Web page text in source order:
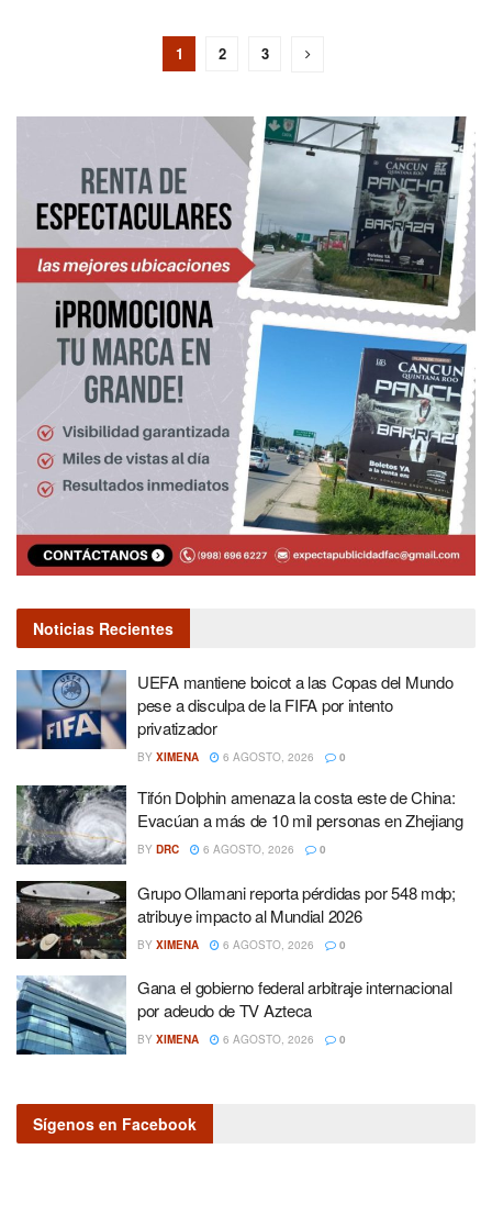
1 2 3
Noticias Recientes
UEFA mantiene boicot a las Copas del Mundo
pese a disculpa de la FIFA por intento
privatizador
BY XIMENA 6 AGOSTO, 2026 0
Tifón Dolphin amenaza la costa este de China:
Evacúan a más de 10 mil personas en Zhejiang
BY DRC 6 AGOSTO, 2026 0
Grupo Ollamani reporta pérdidas por 548 mdp;
atribuye impacto al Mundial 2026
BY XIMENA 6 AGOSTO, 2026 0
Gana el gobierno federal arbitraje internacional
por adeudo de TV Azteca
BY XIMENA 6 AGOSTO, 2026 0
Sígenos en Facebook